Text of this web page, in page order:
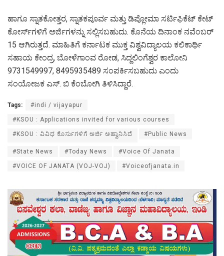
ಹಾಗೂ ಸ್ನಾತಕೋತ್ತರ, ಸ್ನಾತಕಪೂರ್ವ ಮತ್ತು ಡಿಪ್ಲೋಮಾ ಸರ್ಟಿಫಿಕೆಟ್ ಕೇಟ್
ಕೋರ್ಸ್‌ಗಳಿಗೆ ಅರ್ಜಿಗಳನ್ನು ಸಲ್ಲಿಸಬಹುದು. ಕೊನೆಯ ದಿನಾಂಕ ನವೆಂಬರ್
15 ಆಗಿರುತ್ತದೆ. ಮಾಹಿತಿಗೆ ಕರ್ನಾಟಕ ಮುಕ್ತ ವಿಶ್ವವಿದ್ಯಾಲಯ ಕಲಿಕಾರ್ಥಿ
ಸಹಾಯ ಕೇಂದ್ರ, ಬೋಳೆಗಾಂವ ರೋಡ, ಸಿದ್ದಲಿಂಗೆಶ್ವರ ಕಾಲೋನಿ
9731549997, 8495935489 ಸಂಪರ್ಕಿಸಬಹುದು ಎಂದು
ಸಂಯೋಜಕ ಎಸ್. ಬಿ ಕೆಂಬೋಗಿ ತಿಳಿಸಿದ್ದಾರೆ.
Tags: #indi / vijayapur
#KSOU : Applications invited for various courses
#KSOU : ವಿವಿಧ ಕೊರ್ಸುಗಳಿಗೆ ಅರ್ಜಿ ಅಹ್ವಾನಿಸಿದೆ #Public News
#State News #Today News #Voice Of Janata
#VOICE OF JANATA (VOJ-VOJ) #Voiceofjanata.in